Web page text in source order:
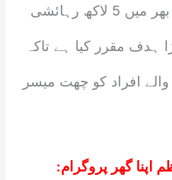
سالوں کے دوران ملک بھر میں 5 لاکھ رہائشی
ہدف مقرر کیا ہے تاکہ
افراد کو چھت میسر
اپنا گھر پروگرام: